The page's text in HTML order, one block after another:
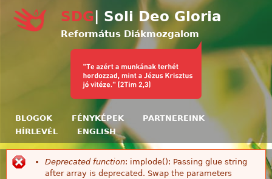
Ugrás a tartalomra
SDG | Soli Deo Gloria
Református Diákmozgalom
BLOGOK FÉNYKÉPEK
PARTNEREINK
HÍRLEVÉL
ENGLISH
Hibaüzenet
Deprecated function: implode(): Passing glue string
after array is deprecated. Swap the parameters